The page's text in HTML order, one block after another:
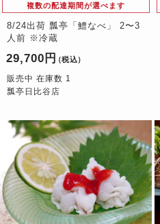
複数の配達期間が選べます
8/24出荷 瓢亭「鱧なべ」 2〜3
人前 ※冷蔵
29,700円 （税込）
販売中 在庫数 1
瓢亭日比谷店